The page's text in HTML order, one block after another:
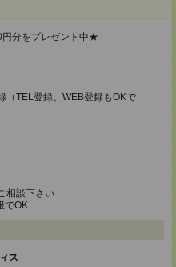
分をプレゼント中★
（TEL登録、WEB登録もOKで
相談下さい
でOK
ス